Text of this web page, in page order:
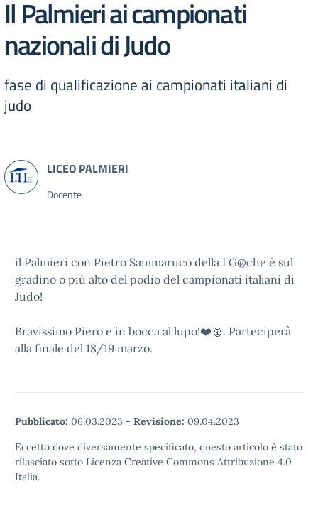
Il Palmieri ai campionati
nazionali di Judo
fase di qualificazione ai campionati italiani di
judo
Docente
il Palmieri con Pietro Sammaruco della I G@che è sul
gradino o più alto del podio del campionati italiani di
Judo!
Bravissimo Piero e in bocca al lupo!❤️🥇. Parteciperà
alla finale del 18/19 marzo.
Pubblicato: 06.03.2023 - Revisione: 09.04.2023
Eccetto dove diversamente specificato, questo articolo è stato
rilasciato sotto Licenza Creative Commons Attribuzione 4.0
Italia.